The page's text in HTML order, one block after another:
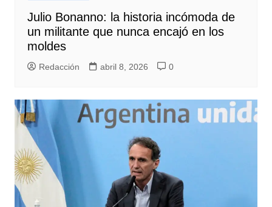
Julio Bonanno: la historia incómoda de
un militante que nunca encajó en los
moldes
Redacción abril 8, 2026 0